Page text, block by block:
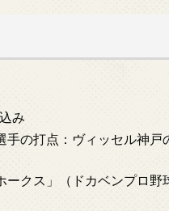
み
手の打点：ヴィッセル神
クス」（ドカベンプロ野